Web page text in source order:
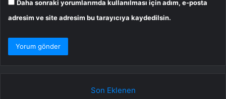
Daha sonraki yorumlarımda kullanılması için adım, e-posta
adresim ve site adresim bu tarayıcıya kaydedilsin.
Son Eklenen